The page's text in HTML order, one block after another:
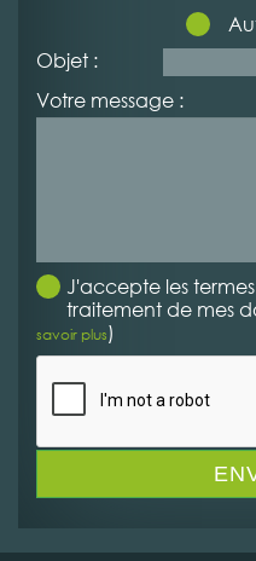
Objet :
Votre message :
J'accepte les
traitement de mes
savoir plus)